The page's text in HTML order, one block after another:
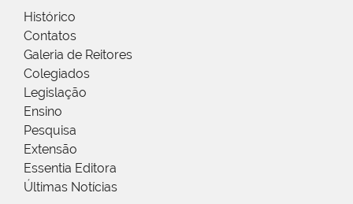
Histórico
Contatos
Galeria de Reitores
Colegiados
Legislação
Ensino
Pesquisa
Extensão
Essentia Editora
Últimas Notícias